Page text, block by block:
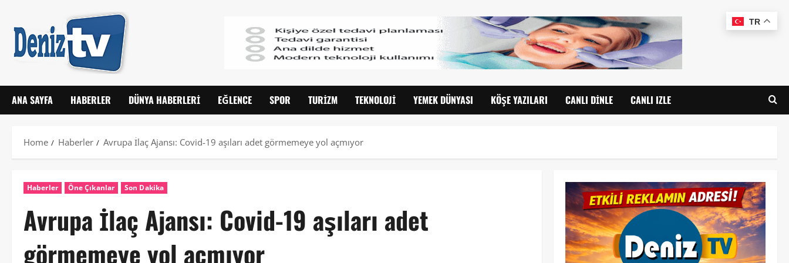
ANA SAYFA HABERLER DÜNYA HABERLERI EĞLENCE SPOR TURIZM TEKNOLOJI YEMEK DÜNYASI KÖŞE YAZILARI CANLI DINLE CANLI IZLE
Home Haberler Avrupa İlaç Ajansı: Covid-19 aşıları adet görmemeye yol açmıyor
Haberler Öne Çıkanlar Son Dakika
Avrupa İlaç Ajansı: Covid-19 aşıları adet
görmemeye yol açmıyor
TR